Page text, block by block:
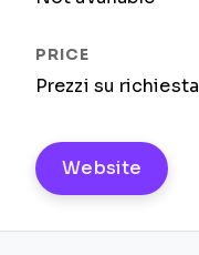
Prezzi su richiesta
Website